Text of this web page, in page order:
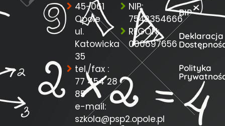
45-061
Opole
ul.
Katowicka
35
tel./fax :
77 454 28
85
e-mail:
szkola@psp2.opole.pl
NIP:
7542354666
REGON:
000697656
BIP
Deklaracja
Polityka